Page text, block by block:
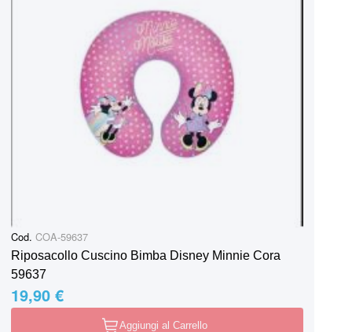
Cod. COA-59637
Riposacollo Cuscino Bimba Disney Minnie Cora
59637
19,90 €
Aggiungi al Carrello